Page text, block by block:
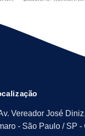
Empresa
de Manutenção Predial
Vereador José
- São Paulo / SP -